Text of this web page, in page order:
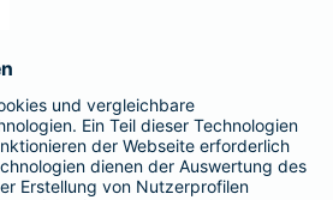
Teil der BarmeniaGothaer
BELIEBTE SEITEN
Zusatzversicherung